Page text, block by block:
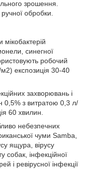
зрошення.
обробки.
мікобактерій
синегної
робочий
експозиція 30-40
захворювань і
0,5% з витратою 0,3 л/
60 хвилин.
небезпечних
чуми Samba,
ящура, вірусу
собак, інфекційної
і ревірусної інфекції